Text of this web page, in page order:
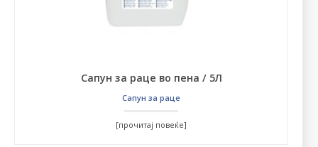
Сапун за раце во пена / 5Л
Сапун за раце
[прочитај повеќе]